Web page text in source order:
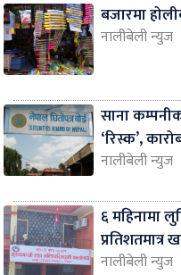
बजारमा
नालीबेली न्युज
साना
‘रिस्क’,
नालीबेली न्युज
६ महिनामा
प्रतिशतमात्र
नालीबेली न्युज